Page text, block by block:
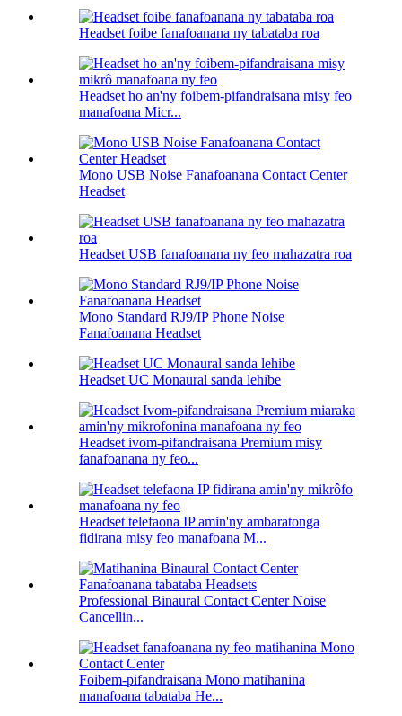
Headset foibe fanafoanana ny tabataba roa
Headset ho an'ny foibem-pifandraisana misy feo
manafoana Micr...
Mono USB Noise Fanafoanana Contact Center
Headset
Headset USB fanafoanana ny feo mahazatra roa
Mono Standard RJ9/IP Phone Noise
Fanafoanana Headset
Headset UC Monaural sanda lehibe
Headset ivom-pifandraisana Premium misy
fanafoanana ny feo...
Headset telefaona IP amin'ny ambaratonga
fidirana misy feo manafoana M...
Professional Binaural Contact Center Noise
Cancellin...
Foibem-pifandraisana Mono matihanina
manafoana tabataba He...